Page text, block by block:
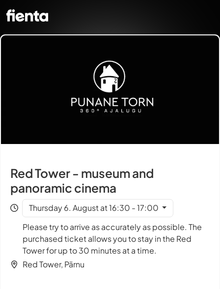
Red Tower - museum and
panoramic cinema
Thursday 6. August at 16:30 - 17:00
Please try to arrive as accurately as possible. The
purchased ticket allows you to stay in the Red
Tower for up to 30 minutes at a time.
Red Tower, Pärnu